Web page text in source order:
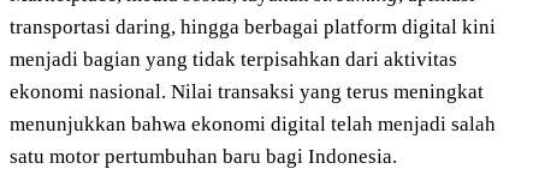
transportasi daring, hingga berbagai platform digital kini
menjadi bagian yang tidak terpisahkan dari aktivitas
ekonomi nasional. Nilai transaksi yang terus meningkat
menunjukkan bahwa ekonomi digital telah menjadi salah
satu motor pertumbuhan baru bagi Indonesia.